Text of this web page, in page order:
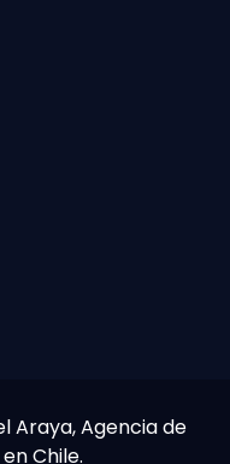
Araya, Agencia de
Chile.